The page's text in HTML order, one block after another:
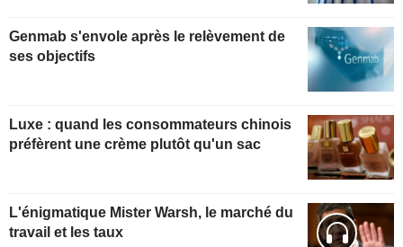
Genmab s'envole après le relèvement de
ses objectifs
Luxe : quand les consommateurs chinois
préfèrent une crème plutôt qu'un sac
L'énigmatique Mister Warsh, le marché du
travail et les taux